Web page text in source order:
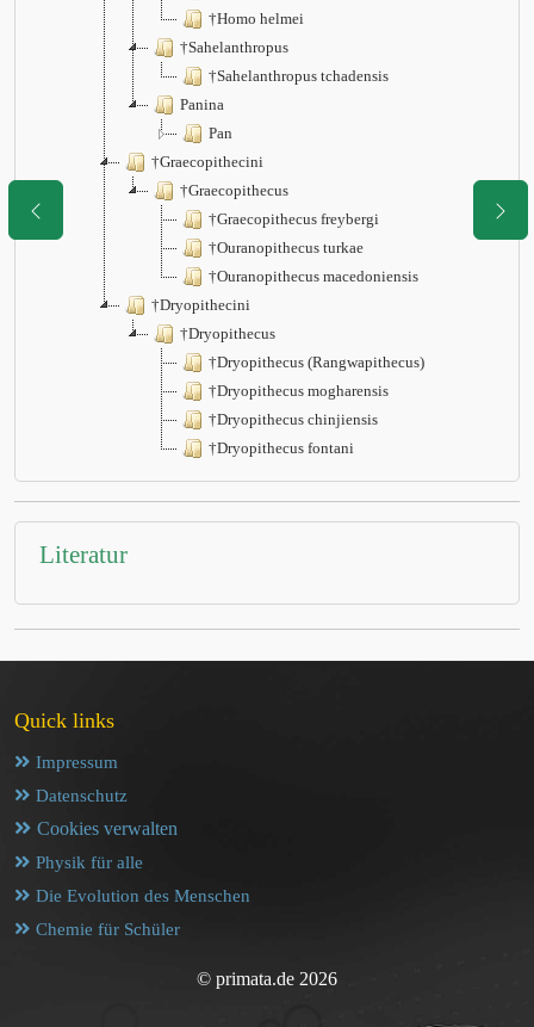
†Homo helmei
†Sahelanthropus
†Sahelanthropus tchadensis
Panina
Pan
†Graecopithecini
†Graecopithecus
†Graecopithecus freybergi
†Ouranopithecus turkae
†Ouranopithecus macedoniensis
†Dryopithecini
†Dryopithecus
†Dryopithecus (Rangwapithecus)
†Dryopithecus mogharensis
†Dryopithecus chinjiensis
†Dryopithecus fontani
Literatur
Quick links
Impressum
Datenschutz
Cookies verwalten
Physik für alle
Die Evolution des Menschen
Chemie für Schüler
© primata.de 2026